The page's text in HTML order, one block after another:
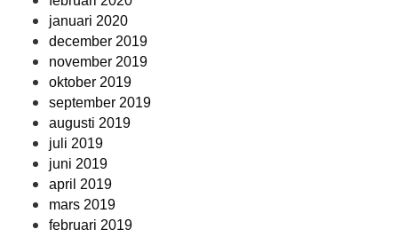
januari 2020
december 2019
november 2019
oktober 2019
september 2019
augusti 2019
juli 2019
juni 2019
april 2019
mars 2019
februari 2019